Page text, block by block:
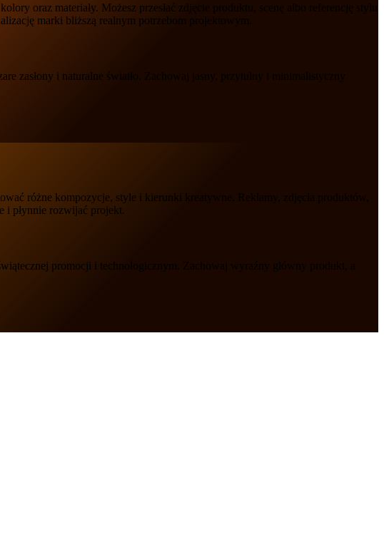
oraz materiały. Możesz przesłać zdjęcie produktu, scenę albo referencję stylu
marki bliższą realnym potrzebom projektowym.
zasłony i naturalne światło. Zachowaj jasny, przytulny i minimalistyczny
różne kompozycje, style i kierunki kreatywne. Reklamy, zdjęcia produktów,
i płynnie rozwijać projekt.
promocji i technologicznym. Zachowaj wyraźny główny produkt, a